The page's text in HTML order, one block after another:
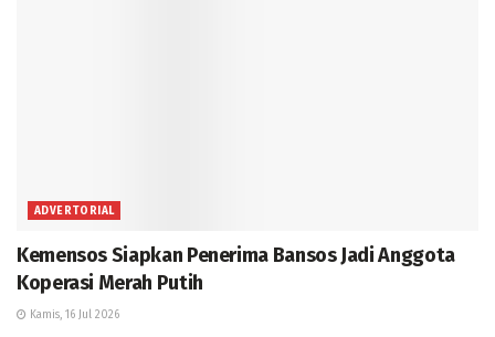
ADVERTORIAL
Kemensos Siapkan Penerima Bansos Jadi Anggota
Koperasi Merah Putih
Kamis, 16 Jul 2026